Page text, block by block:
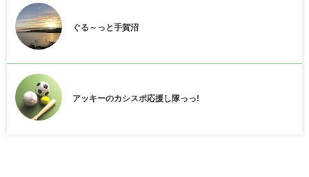
ぐる～っと手賀沼
アッキーのカシスポ応援し隊っっ!